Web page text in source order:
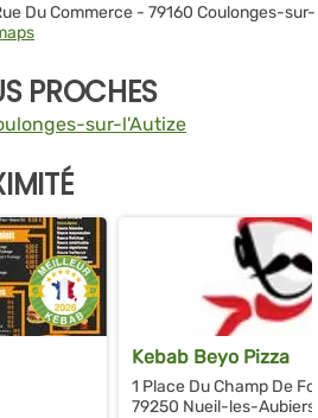
Du Commerce - 79160 Coulonges-sur-
PROCHES
sur-l'Autize
Kebab Beyo Pizza
1 Place Du Champ De
79250 Nueil-les-Aubiers